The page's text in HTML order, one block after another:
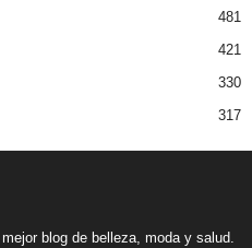
481
421
330
317
blog de belleza, moda y salud.